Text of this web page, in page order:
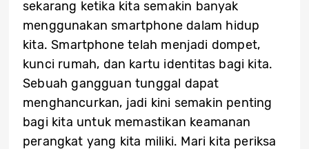
sekarang ketika kita semakin banyak
menggunakan smartphone dalam hidup
kita. Smartphone telah menjadi dompet,
kunci rumah, dan kartu identitas bagi kita.
Sebuah gangguan tunggal dapat
menghancurkan, jadi kini semakin penting
bagi kita untuk memastikan keamanan
perangkat yang kita miliki. Mari kita periksa